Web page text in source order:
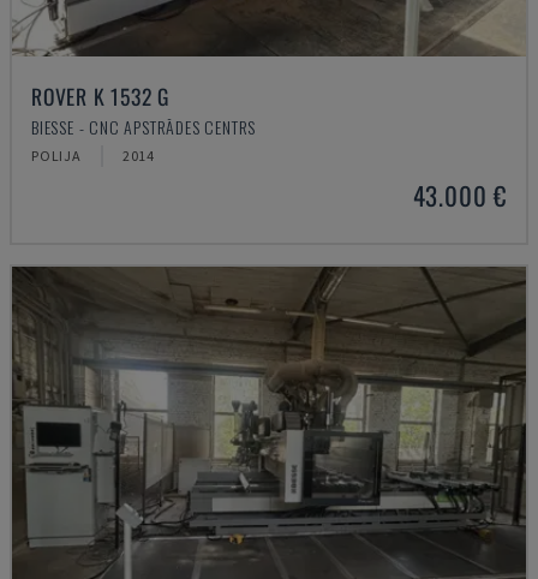
ROVER K 1532 G
BIESSE - CNC APSTRĀDES CENTRS
POLIJA 2014
43.000 €